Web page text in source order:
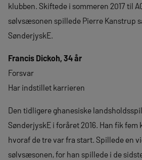
klubben. Skiftede i sommeren 2017 til
sølvsæsonen spillede Pierre Kanstrup
SønderjyskE.
Francis Dickoh, 34 år
Forsvar
Har indstillet karrieren
Den tidligere ghanesiske
SønderjyskE i foråret 2016. Han fik fem
hvoraf de tre var fra start. Spillede en
sølvsæsonen, for han spillede i de